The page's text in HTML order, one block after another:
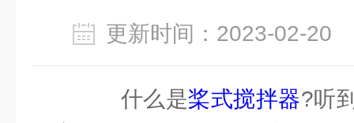
更新时间：2023-02-
什么是桨式搅拌器?听